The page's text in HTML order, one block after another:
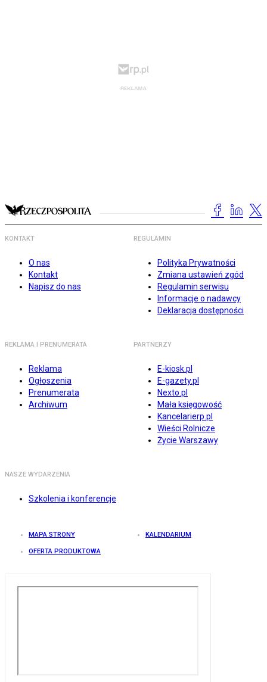
KONTAKT
O nas
Kontakt
Napisz do nas
REGULAMIN
Polityka Prywatności
Zmiana ustawień zgód
Regulamin serwisu
Informacje o nadawcy
Deklaracja dostępności
REKLAMA I PRENUMERATA
Reklama
Ogłoszenia
Prenumerata
Archiwum
PARTNERZY
E-kiosk.pl
E-gazety.pl
Nexto.pl
Mała księgowość
Kancelarierp.pl
Wieści Rolnicze
Życie Warszawy
NASZE WYDARZENIA
Szkolenia i konferencje
MAPA STRONY KALENDARIUM
OFERTA PRODUKTOWA